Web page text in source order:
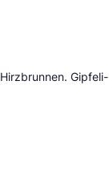
Gipfeli-